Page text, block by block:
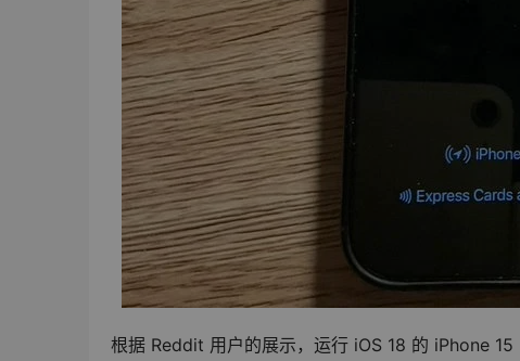
根据 Reddit 用户的展示，运行 iOS 18 的 iPhone